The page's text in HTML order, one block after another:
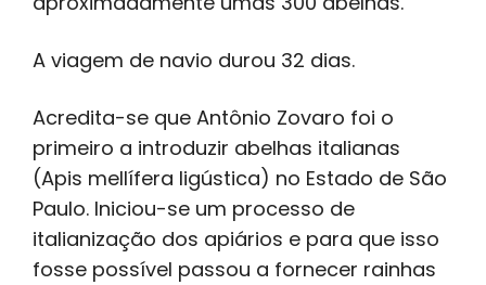
A viagem de navio durou 32 dias.
Acredita-se que Antônio Zovaro foi o
primeiro a introduzir abelhas italianas
(Apis mellífera ligústica) no Estado de São
Paulo. Iniciou-se um processo de
italianização dos apiários e para que isso
fosse possível passou a fornecer rainhas